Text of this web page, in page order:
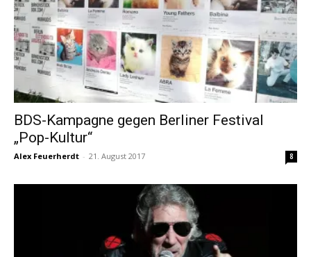
BDS-Kampagne gegen Berliner Festival
„Pop-Kultur“
Alex Feuerherdt - 21. August 2017 8